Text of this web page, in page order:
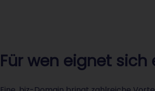
Für wen eignet sich